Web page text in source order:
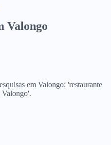
Valongo
em Valongo: 'restaurante